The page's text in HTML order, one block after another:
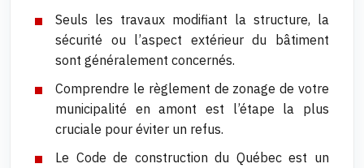
Seuls les travaux modifiant la structure, la
sécurité ou l’aspect extérieur du bâtiment
sont généralement concernés.
Comprendre le règlement de zonage de votre
municipalité en amont est l’étape la plus
cruciale pour éviter un refus.
Le Code de construction du Québec est un